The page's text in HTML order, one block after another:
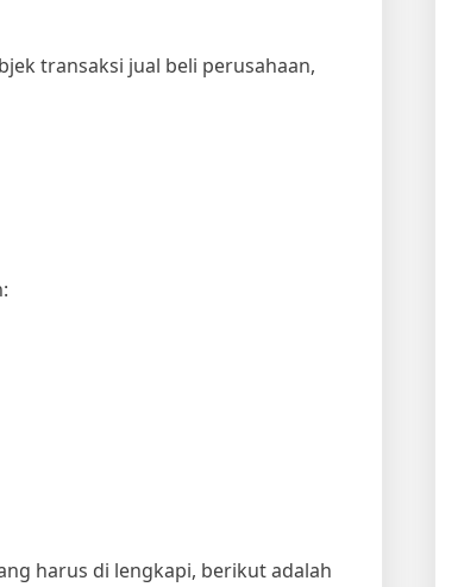
transaksi jual beli perusahaan,
harus di lengkapi, berikut adalah